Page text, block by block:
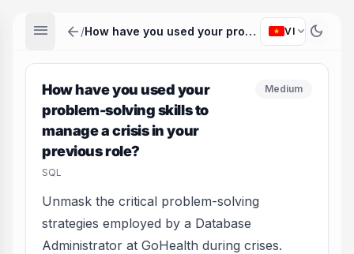
menu arrow_back / How have you used your problem-solving skills to manage a crisis in your previous role? VI expand_more dark_mode
How have you used your
problem-solving skills to
manage a crisis in your
previous role?
SQL
Medium
Unmask the critical problem-solving
strategies employed by a Database
Administrator at GoHealth during crises.